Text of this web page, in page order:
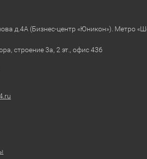
д.4А (Бизнес-центр «Юникон»). Метро
строение 3а, 2 эт., офис 436